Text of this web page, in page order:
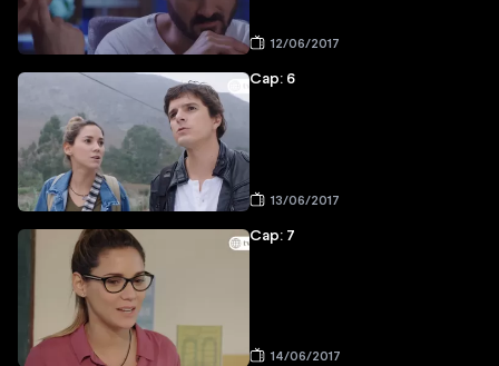
12/06/2017
Cap: 6
13/06/2017
Cap: 7
14/06/2017